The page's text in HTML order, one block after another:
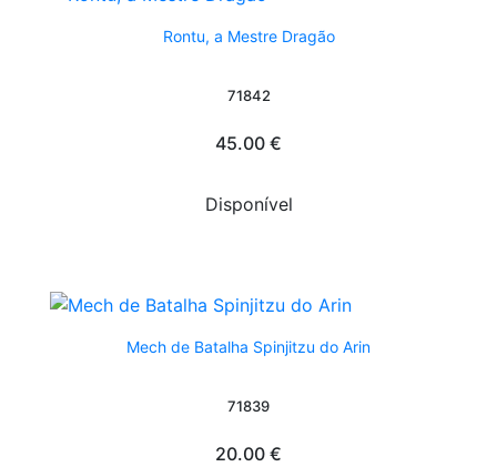
Rontu, a Mestre Dragão
71842
45.00 €
Disponível
Mech de Batalha Spinjitzu do Arin
71839
20.00 €